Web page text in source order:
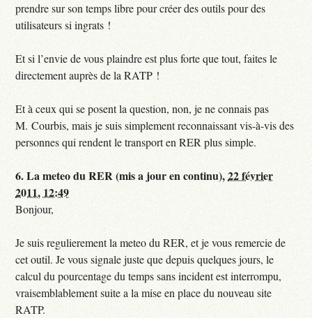
prendre sur son temps libre pour créer des outils pour des
utilisateurs si ingrats !
Et si l’envie de vous plaindre est plus forte que tout, faites le
directement auprès de la RATP !
Et à ceux qui se posent la question, non, je ne connais pas
M. Courbis, mais je suis simplement reconnaissant vis-à-vis des
personnes qui rendent le transport en RER plus simple.
6.La meteo du RER (mis a jour en continu),22 février
2011, 12:49
Bonjour,
Je suis regulierement la meteo du RER, et je vous remercie de
cet outil. Je vous signale juste que depuis quelques jours, le
calcul du pourcentage du temps sans incident est interrompu,
vraisemblablement suite a la mise en place du nouveau site
RATP.